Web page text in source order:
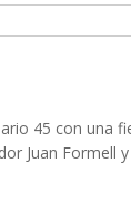
45 con una
Juan Formell y